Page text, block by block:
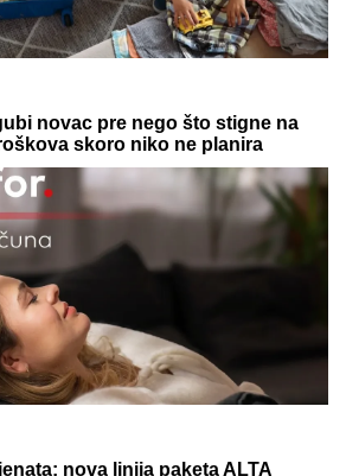
Evropu, sada po specijalnoj
do 31.8.